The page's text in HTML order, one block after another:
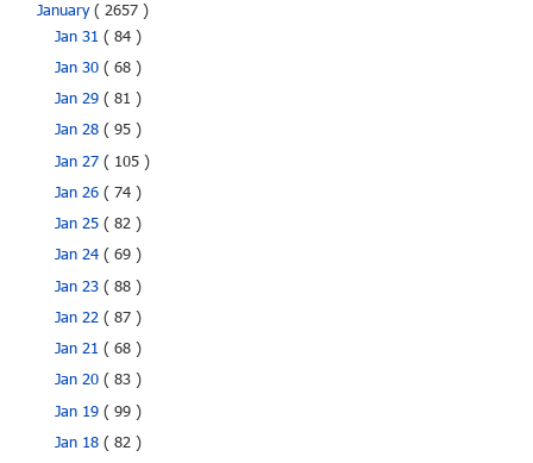
January( 2657 )
Jan 31( 84 )
Jan 30( 68 )
Jan 29( 81 )
Jan 28( 95 )
Jan 27( 105 )
Jan 26( 74 )
Jan 25( 82 )
Jan 24( 69 )
Jan 23( 88 )
Jan 22( 87 )
Jan 21( 68 )
Jan 20( 83 )
Jan 19( 99 )
Jan 18( 82 )